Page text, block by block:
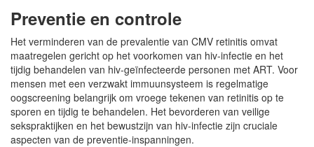
Preventie en controle
Het verminderen van de prevalentie van CMV retinitis omvat
maatregelen gericht op het voorkomen van hiv-infectie en het
tijdig behandelen van hiv-geïnfecteerde personen met ART. Voor
mensen met een verzwakt immuunsysteem is regelmatige
oogscreening belangrijk om vroege tekenen van retinitis op te
sporen en tijdig te behandelen. Het bevorderen van veilige
sekspraktijken en het bewustzijn van hiv-infectie zijn cruciale
aspecten van de preventie-inspanningen.